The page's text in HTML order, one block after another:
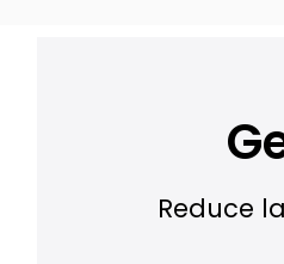
Reduce